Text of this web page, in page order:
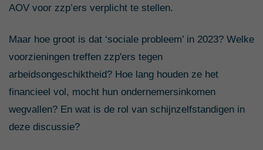
AOV voor zzp’ers verplicht te stellen.
Maar hoe groot is dat ‘sociale probleem’ in 2023? Welke
voorzieningen treffen zzp'ers tegen
arbeidsongeschiktheid? Hoe lang houden ze het
financieel vol, mocht hun ondernemersinkomen
wegvallen? En wat is de rol van schijnzelfstandigen in
deze discussie?